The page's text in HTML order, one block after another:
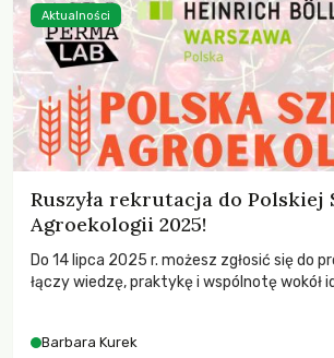
Ruszyła rekrutacja do Polskiej
Agroekologii 2025!
Do 14 lipca 2025 r. możesz zgłosić się do
łączy wiedzę, praktykę i wspólnotę wokół
działać na rzecz bardziej sprawiedliwego i
Barbara Kurek
Aktualności